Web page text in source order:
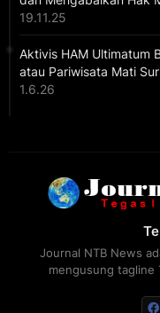
19.11.25
Aktivis HAM Ultimatum
atau Pariwisata Mati
1.6.26
Journal NTB News
mengusung tagline